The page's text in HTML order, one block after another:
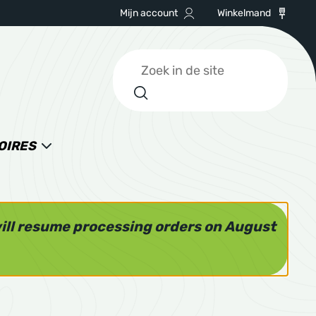
Mijn account Winkelmand
Zoeken
resume processing orders on August